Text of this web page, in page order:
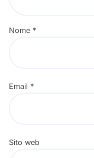
Nome *
Email *
Sito web